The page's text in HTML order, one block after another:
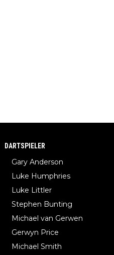
DARTSPIELER
Gary Anderson
Luke Humphries
Luke Littler
Stephen Bunting
Michael van Gerwen
Gerwyn Price
Michael Smith